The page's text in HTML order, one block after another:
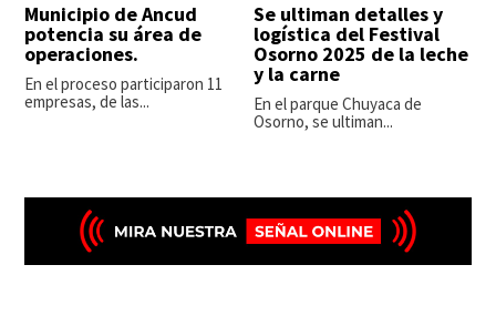
Municipio de Ancud
potencia su área de
operaciones.
En el proceso participaron 11
empresas, de las...
Se ultiman detalles y
logística del Festival
Osorno 2025 de la leche
y la carne
En el parque Chuyaca de
Osorno, se ultiman...